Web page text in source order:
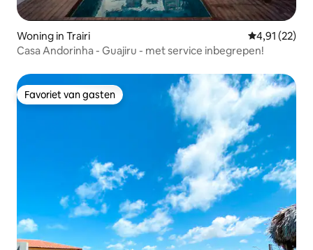
Woning in Trairi Gemiddelde
4,91 (22)
Casa Andorinha - Guajiru - met service inbegrepen!
Favoriet van gasten
Favoriet van gasten